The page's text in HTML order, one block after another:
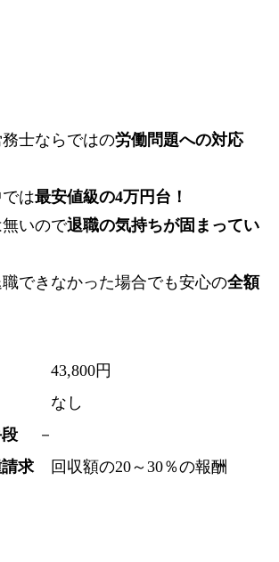
士ならではの労働問題への対応
は最安値級の4万円台！
いので退職の気持ちが固まってい
できなかった場合でも安心の全額
43,800円
なし
－
求
回収額の20～30％の報酬